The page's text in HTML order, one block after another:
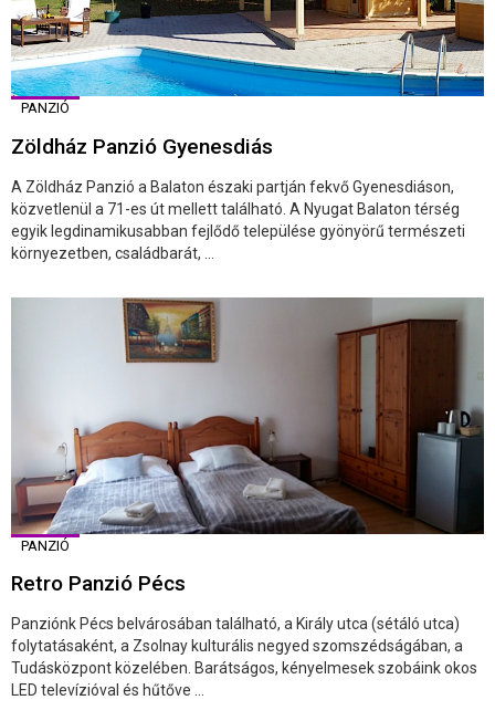
PANZIÓ
Zöldház Panzió Gyenesdiás
A Zöldház Panzió a Balaton északi partján fekvő Gyenesdiáson,
közvetlenül a 71-es út mellett található. A Nyugat Balaton térség
egyik legdinamikusabban fejlődő települése gyönyörű természeti
környezetben, családbarát, ...
PANZIÓ
Retro Panzió Pécs
Panziónk Pécs belvárosában található, a Király utca (sétáló utca)
folytatásaként, a Zsolnay kulturális negyed szomszédságában, a
Tudásközpont közelében. Barátságos, kényelmesek szobáink okos
LED televízióval és hűtőve ...